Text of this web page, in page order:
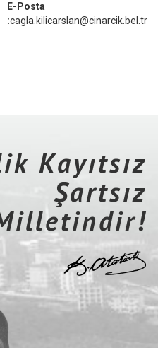
E-Posta
:cagla.kilicarslan@cinarcik.bel.tr
Kayıtsız
Şartsız